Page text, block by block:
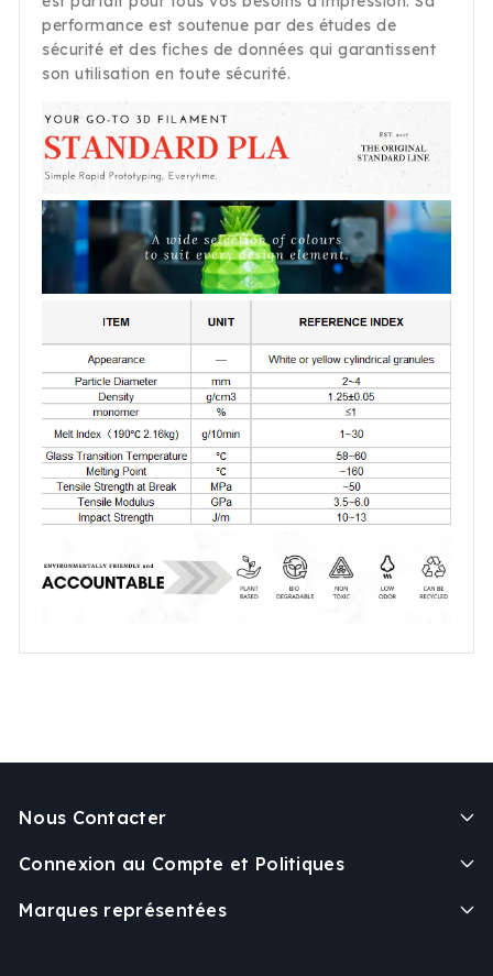
performance est soutenue par des études de
sécurité et des fiches de données qui garantissent
son utilisation en toute sécurité.
Nous Contacter
Connexion au Compte et Politiques
Marques représentées